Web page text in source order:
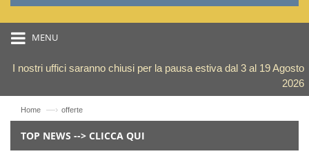
MENU
I nostri uffici saranno chiusi per la pausa estiva dal 3 al 19 Agosto
2026
Home —› offerte
TOP NEWS --> CLICCA QUI